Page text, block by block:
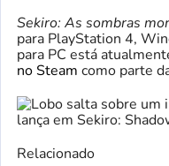
Sekiro: As sombras
para PlayStation 4,
para PC está
no Steam como parte
Relacionado